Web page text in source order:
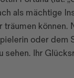
als mächtige
träumen
oder
sehen. Ihr